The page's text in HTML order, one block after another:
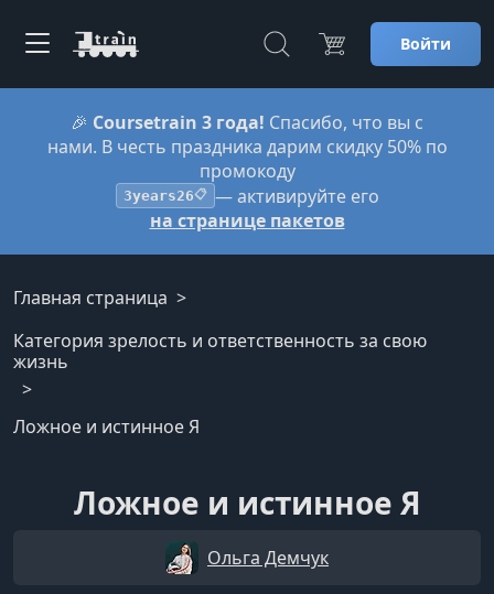
Войти
🎉 Coursetrain 3 года! Спасибо, что вы с
нами. В честь праздника дарим скидку 50% по
промокоду
3years26📋 — активируйте его
на странице пакетов
Главная страница
Категория зрелость и ответственность за свою
жизнь
Ложное и истинное Я
Ложное и истинное Я
Ольга Демчук